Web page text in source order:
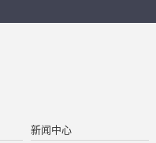
新闻中心